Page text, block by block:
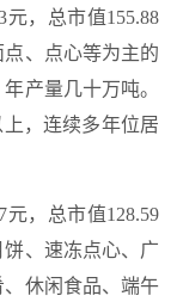
元，总市值155.88
、点心等为主的
产量几十万吨。
，连续多年位居
元，总市值128.59
、速冻点心、广
休闲食品、端午